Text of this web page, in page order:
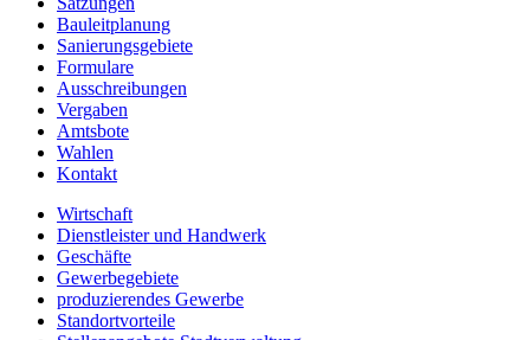
Bauleitplanung
Sanierungsgebiete
Formulare
Ausschreibungen
Vergaben
Amtsbote
Wahlen
Kontakt
Wirtschaft
Dienstleister und Handwerk
Geschäfte
Gewerbegebiete
produzierendes Gewerbe
Standortvorteile